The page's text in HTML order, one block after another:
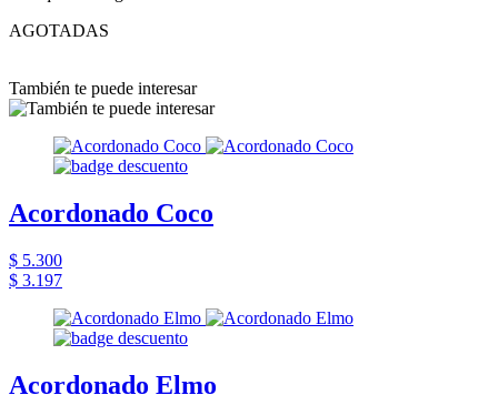
AGOTADAS
También te puede interesar
Acordonado Coco
$ 5.300
$ 3.197
Acordonado Elmo